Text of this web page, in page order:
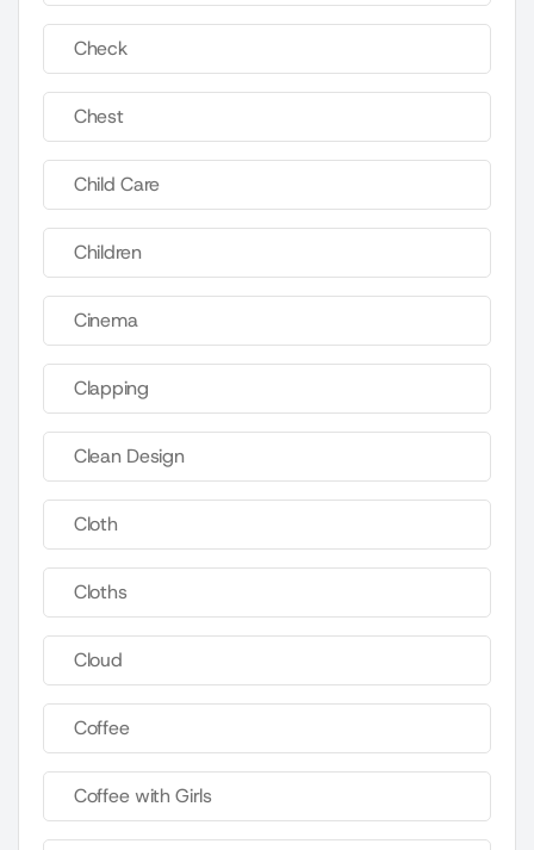
Check
Chest
Child Care
Children
Cinema
Clapping
Clean Design
Cloth
Cloths
Cloud
Coffee
Coffee with Girls